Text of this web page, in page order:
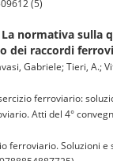
(5)
La normativa sulla
dei raccordi
Gabriele; Tieri, A.;
ferroviario:
Atti del 4°
ferroviario. Soluzioni